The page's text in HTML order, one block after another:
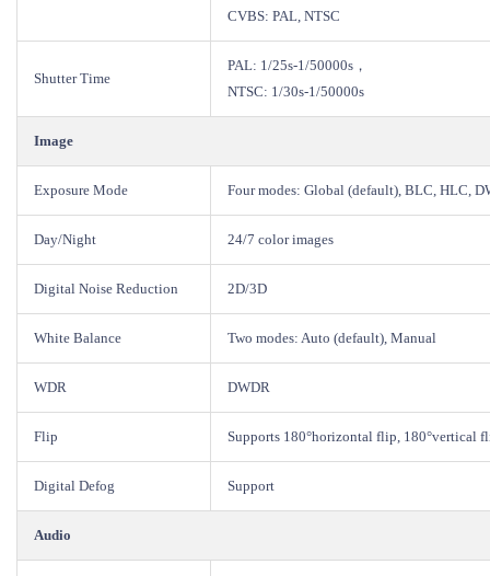
CVBS: PAL, NTSC
Shutter Time
PAL: 1/25s-1/50000s，
NTSC: 1/30s-1/50000s
Image
Exposure Mode Four modes: Global (default), BLC, HLC,
Day/Night 24/7 color images
Digital Noise Reduction 2D/3D
White Balance Two modes: Auto (default), Manual
WDR DWDR
Flip Supports 180°horizontal flip, 180°vertical
Digital Defog Support
Audio